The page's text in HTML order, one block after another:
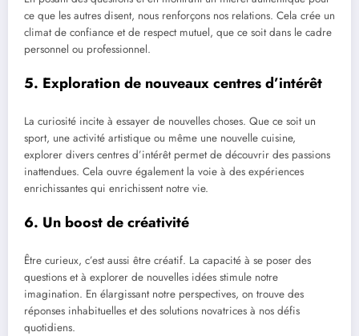
ce que les autres disent, nous renforçons nos relations. Cela crée un
climat de confiance et de respect mutuel, que ce soit dans le cadre
personnel ou professionnel.
5. Exploration de nouveaux centres d’intérêt
La curiosité incite à essayer de nouvelles choses. Que ce soit un
sport, une activité artistique ou même une nouvelle cuisine,
explorer divers centres d’intérêt permet de découvrir des passions
inattendues. Cela ouvre également la voie à des expériences
enrichissantes qui enrichissent notre vie.
6. Un boost de créativité
Être curieux, c’est aussi être créatif. La capacité à se poser des
questions et à explorer de nouvelles idées stimule notre
imagination. En élargissant notre perspectives, on trouve des
réponses inhabituelles et des solutions novatrices à nos défis
quotidiens.